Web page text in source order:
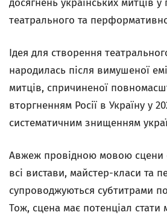
досягнень українських митців у
театрального та
Ідея для створення
народилась після вимушеної
митців, спричиненої
вторгненням Росії в Україну у
систематичним знищенням
Авжеж провідною мовою сцени
всі вистави, майстер-класи та
супроводжуються субтитрами
Тож, сцена має потенціал стати